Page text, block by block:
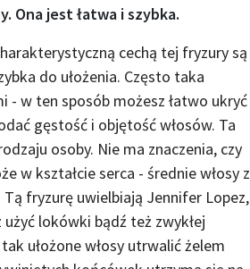
Ona jest łatwa i szybka.
cechą tej fryzury są
do ułożenia. Często taka
w ten sposób możesz łatwo ukryć
gęstość i objętość włosów. Ta
osoby. Nie ma znaczenia, czy
w kształcie serca - średnie włosy z
fryzurę uwielbiają Jennifer Lopez,
lokówki bądź też zwykłej
ułożone włosy utrwalić żelem